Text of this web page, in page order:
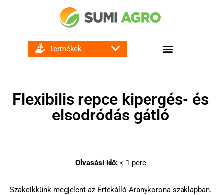
Flexibilis repce kipergés- és
elsodródás gátló
Olvasási idő: < 1 perc
Szakcikkünk megjelent az Értékálló Aranykorona szaklapban.